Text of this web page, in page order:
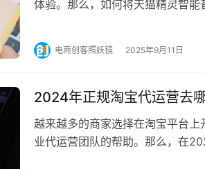
体验。那么，如何将天猫精灵智
电商创客照妖镜 2025年9月11日
2024年正规淘宝代运营去
越来越多的商家选择在淘宝平台
业代运营团队的帮助。那么，在